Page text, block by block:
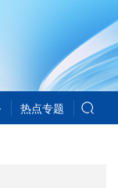
热点专题